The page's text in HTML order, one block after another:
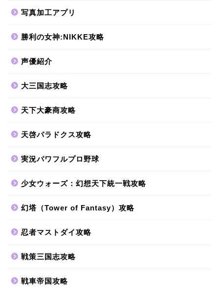
写真加工アプリ
勝利の女神:NIKKE攻略
声優紹介
大三国志攻略
天下大豪商攻略
天啓パラドクス攻略
実況パワフルプロ野球
少女ウォーズ：幻想天下統一戦攻略
幻塔（Tower of Fantasy）攻略
忍者マストダイ攻略
戦策三国志攻略
戦車帝国攻略